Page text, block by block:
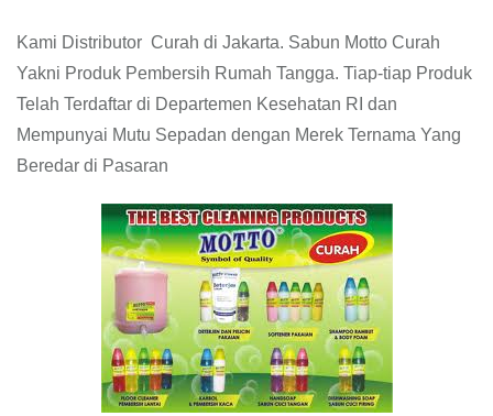
Kami Distributor Curah di Jakarta. Sabun Motto Curah
Yakni Produk Pembersih Rumah Tangga. Tiap-tiap Produk
Telah Terdaftar di Departemen Kesehatan RI dan
Mempunyai Mutu Sepadan dengan Merek Ternama Yang
Beredar di Pasaran